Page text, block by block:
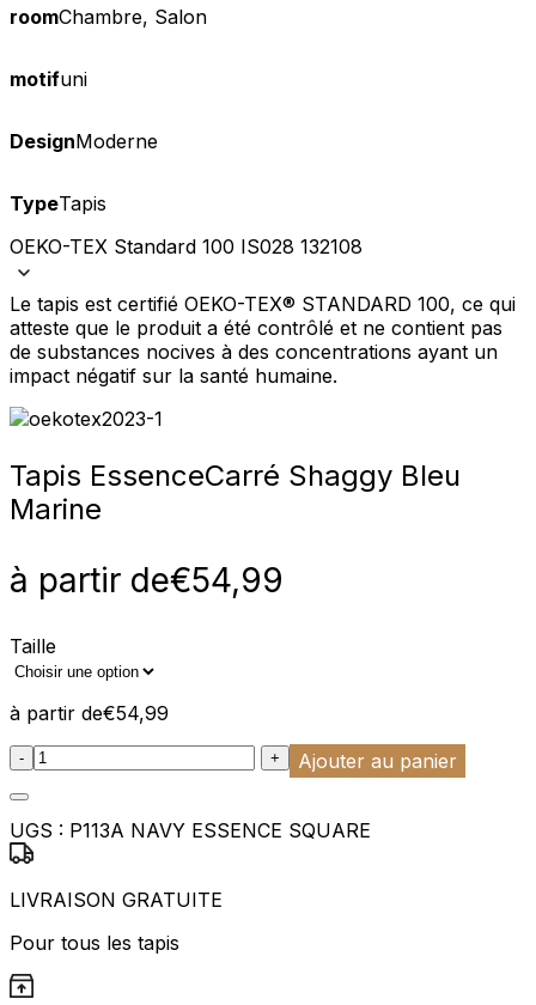
roomChambre, Salon
motifuni
DesignModerne
TypeTapis
OEKO-TEX Standard 100 IS028 132108
Le tapis est certifié OEKO-TEX® STANDARD 100, ce qui
atteste que le produit a été contrôlé et ne contient pas
de substances nocives à des concentrations ayant un
impact négatif sur la santé humaine.
Tapis EssenceCarré Shaggy Bleu
Marine
à partir de€54,99
Taille
à partir de€54,99
:product_name quantity
- + Ajouter au panier
UGS : P113A NAVY ESSENCE SQUARE
LIVRAISON GRATUITE
Pour tous les tapis